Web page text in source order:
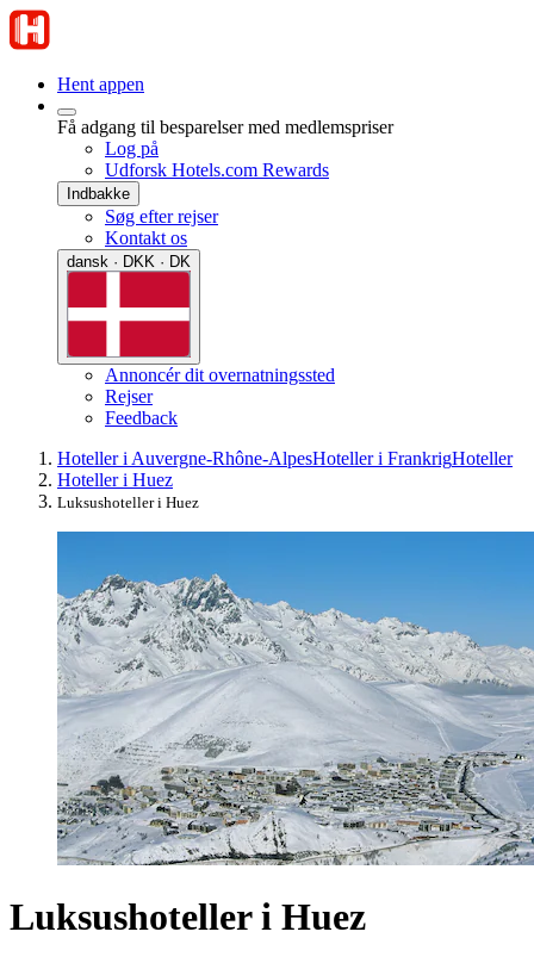
Hent appen
Få adgang til besparelser med medlemspriser
Log på
Udforsk Hotels.com Rewards
Indbakke
Søg efter rejser
Kontakt os
dansk · DKK · DK
Annoncér dit overnatningssted
Rejser
Feedback
Hoteller i Auvergne-Rhône-AlpesHoteller i FrankrigHoteller
Hoteller i Huez
Luksushoteller i Huez
Luksushoteller i Huez